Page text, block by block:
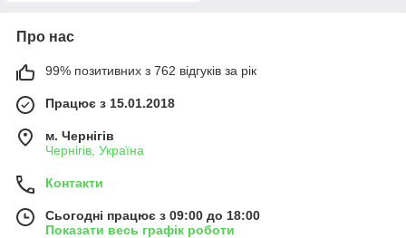
Про нас
99% позитивних з 762 відгуків за рік
Працює з 15.01.2018
м. Чернігів
Чернігів, Україна
Контакти
Сьогодні працює з 09:00 до 18:00
Показати весь графік роботи